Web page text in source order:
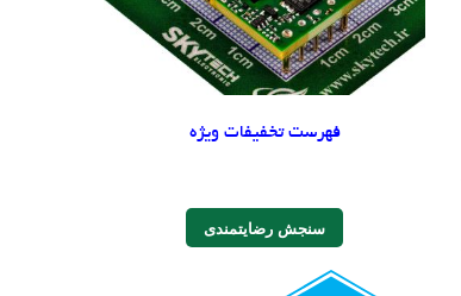
فهرست تخفیفات ویژه
سنجش رضایتمندی